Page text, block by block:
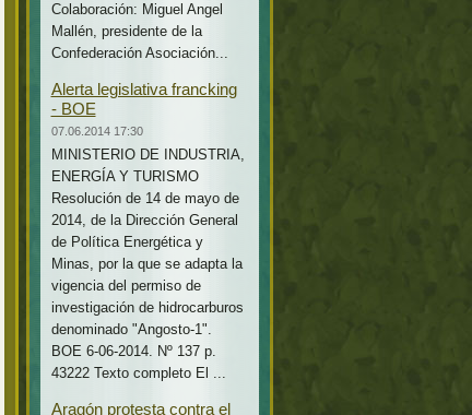
Colaboración: Miguel Angel
Mallén, presidente de la
Confederación Asociación...
Alerta legislativa francking
- BOE
07.06.2014 17:30
MINISTERIO DE INDUSTRIA,
ENERGÍA Y TURISMO
Resolución de 14 de mayo de
2014, de la Dirección General
de Política Energética y
Minas, por la que se adapta la
vigencia del permiso de
investigación de hidrocarburos
denominado "Angosto-1".
BOE 6-06-2014. Nº 137 p.
43222 Texto completo El ...
Aragón protesta contra el